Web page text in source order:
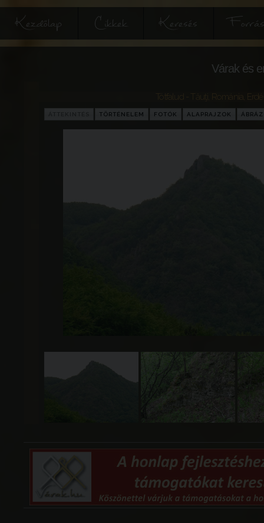
Kezdőlap Cikkek Keresés
Várak és
Tótfalud - Tăuţi Románia
TÖRTÉNELEM FOTÓK ALAPRAJZOK